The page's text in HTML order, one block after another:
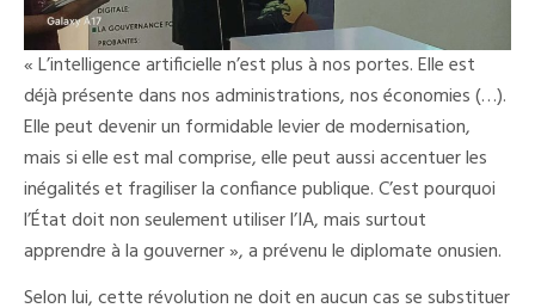
« L’intelligence artificielle n’est plus à nos portes. Elle est
déjà présente dans nos administrations, nos économies (…).
Elle peut devenir un formidable levier de modernisation,
mais si elle est mal comprise, elle peut aussi accentuer les
inégalités et fragiliser la confiance publique. C’est pourquoi
l’État doit non seulement utiliser l’IA, mais surtout
apprendre à la gouverner », a prévenu le diplomate onusien.
Selon lui, cette révolution ne doit en aucun cas se substituer